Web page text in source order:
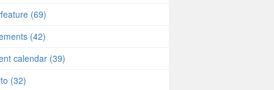
(69)
(42)
calendar (39)
(32)